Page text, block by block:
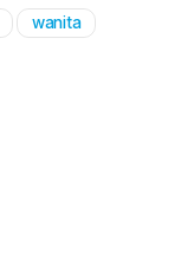
Mute
wanita